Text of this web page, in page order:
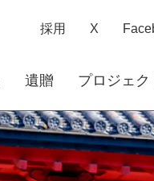
採用 X
遺贈 プロジェク